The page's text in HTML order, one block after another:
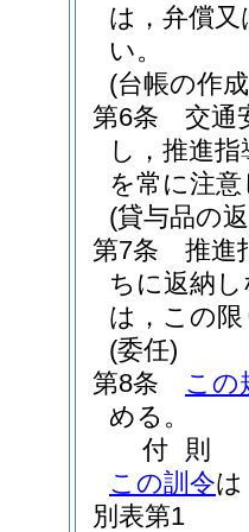
は，弁償
い。
(台帳の作
第6条
交通
し，推進
を常に注
(貸与品の
第7条
推進
ちに返納
は，この
(委任)
第8条
この
める。
付 則
この訓令は
別表第1